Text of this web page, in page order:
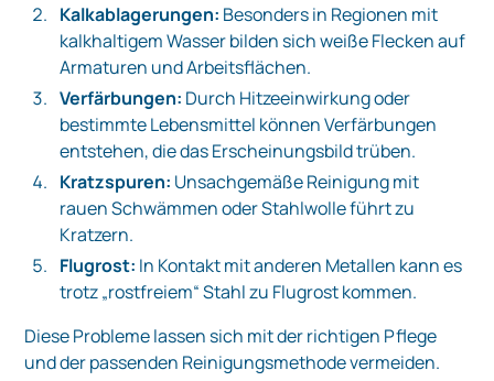
Kalkablagerungen: Besonders in Regionen mit
kalkhaltigem Wasser bilden sich weiße Flecken auf
Armaturen und Arbeitsflächen.
Verfärbungen: Durch Hitzeeinwirkung oder
bestimmte Lebensmittel können Verfärbungen
entstehen, die das Erscheinungsbild trüben.
Kratzspuren: Unsachgemäße Reinigung mit
rauen Schwämmen oder Stahlwolle führt zu
Kratzern.
Flugrost: In Kontakt mit anderen Metallen kann es
trotz „rostfreiem“ Stahl zu Flugrost kommen.
Diese Probleme lassen sich mit der richtigen Pflege
und der passenden Reinigungsmethode vermeiden.